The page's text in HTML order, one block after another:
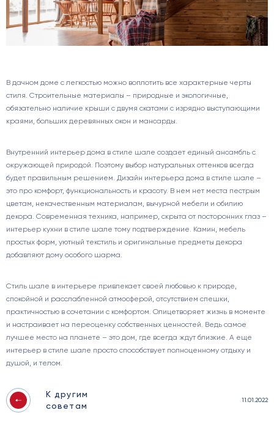
В дачном доме с легкостью можно воплотить все характерные черты
стиля. Строительные материалы – природные и экологичные,
обязательно наличие крыши с двумя скатами с изрядно выступающими
краями, больших деревянных окон и мансарды.
Внутренний интерьер дома в стиле шале создает единый ансамбль с
окружающей природой. Поэтому выбор натуральных оттенков всегда
будет правильным решением. Дизайн интерьера дома в стиле шале –
это про комфорт, функциональность и красоту. В нем нет места пестрым
цветам, некачественным материалам, вычурной мебели и обилию
декора. Современная техника, например, скрыта от посторонних глаз –
интерьер кухни в стиле шале тому подтверждение. Камин, мебель
простых форм, уютный текстиль и оригинальные предметы декора
добавляют дому особого шарма.
Стиль шале в интерьере привлекает своей любовью к природе,
спокойной и расслабленной атмосферой, отсутствием спешки,
практичностью в сочетании с комфортом. Олицетворяет жизнь в моменте
и настраивает на переоценку собственных ценностей. Ведь самое
лучшее место на планете – это дом, где всегда ждут близкие. А еще
интерьер в стиле шале просто способствует полноценному отдыху и
душой, и телом.
К другим
советам
11.01.2022